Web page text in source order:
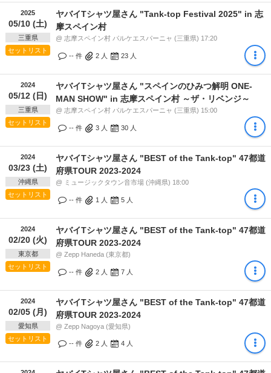
2025
05/10 (土)
三重県
セットリスト
ヤバイTシャツ屋さん "Tank-top Festival 2025" in 志
摩スペイン村
@ 志摩スペイン村 パルケエスパーニャ (三重県) 17:20
-- 件 2 人 23 人
2024
05/12 (日)
三重県
セットリスト
ヤバイTシャツ屋さん "スペインのひみつ解明 ONE-
MAN SHOW" in 志摩スペイン村 ～ザ・リベンジ～
@ 志摩スペイン村 パルケエスパーニャ (三重県) 15:00
-- 件 3 人 30 人
2024
03/23 (土)
沖縄県
セットリスト
ヤバイTシャツ屋さん "BEST of the Tank-top" 47都道
府県TOUR 2023-2024
@ ミュージックタウン音市場 (沖縄県) 18:00
-- 件 1 人 5 人
2024
02/20 (火)
東京都
セットリスト
ヤバイTシャツ屋さん "BEST of the Tank-top" 47都道
府県TOUR 2023-2024
@ Zepp Haneda (東京都)
-- 件 2 人 7 人
2024
02/05 (月)
愛知県
セットリスト
ヤバイTシャツ屋さん "BEST of the Tank-top" 47都道
府県TOUR 2023-2024
@ Zepp Nagoya (愛知県)
-- 件 2 人 4 人